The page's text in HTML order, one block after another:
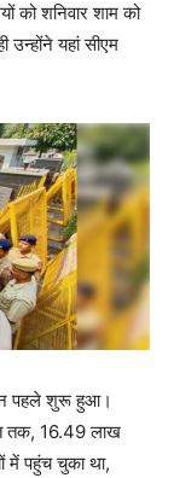
को शनिवार शाम को
यहां सीएम
पहले शुरू हुआ।
तक, 16.49 लाख
में पहुंच चुका था,